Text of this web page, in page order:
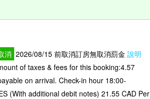
消 2026/08/15 前取消訂房無取消罰金 說明
of taxes & fees for this booking:4.57
on arrival. Check-in hour 18:00-
(With additional debit notes) 21.55 CAD Per